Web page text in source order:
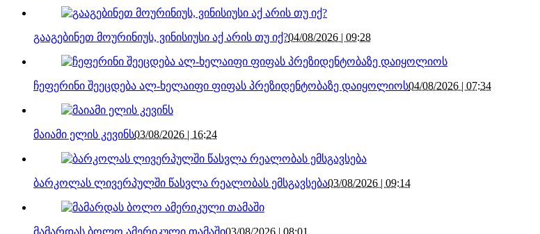
გააგებინეთ მოურინიუს, ვინისიუსი აქ არის თუ იქ?04/08/2026 | 09:28
ჩეფერინი შეეცდება ალ-ხელაიფი ფიფას პრეზიდენტობაზე დაიყოლიოს04/08/2026 | 07:34
მაიამი ელის კევინს03/08/2026 | 16:24
ბარკოლას ლივერპულში წასვლა რეალობას ემსგავსება03/08/2026 | 09:14